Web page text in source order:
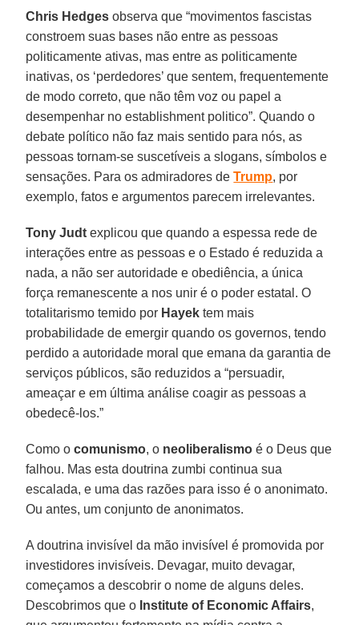
Chris Hedges observa que “movimentos fascistas
constroem suas bases não entre as pessoas
politicamente ativas, mas entre as politicamente
inativas, os ‘perdedores’ que sentem, frequentemente
de modo correto, que não têm voz ou papel a
desempenhar no establishment politico”. Quando o
debate político não faz mais sentido para nós, as
pessoas tornam-se suscetíveis a slogans, símbolos e
sensações. Para os admiradores deTrump, por
exemplo, fatos e argumentos parecem irrelevantes.
Tony Judt explicou que quando a espessa rede de
interações entre as pessoas e o Estado é reduzida a
nada, a não ser autoridade e obediência, a única
força remanescente a nos unir é o poder estatal. O
totalitarismo temido por Hayek tem mais
probabilidade de emergir quando os governos, tendo
perdido a autoridade moral que emana da garantia de
serviços públicos, são reduzidos a “persuadir,
ameaçar e em última análise coagir as pessoas a
obedecê-los.”
Como ocomunismo, o neoliberalismo é o Deus que
falhou. Mas esta doutrina zumbi continua sua
escalada, e uma das razões para isso é o anonimato.
Ou antes, um conjunto de anonimatos.
A doutrina invisível da mão invisível é promovida por
investidores invisíveis. Devagar, muito devagar,
começamos a descobrir o nome de alguns deles.
Descobrimos que o Institute of Economic Affairs,